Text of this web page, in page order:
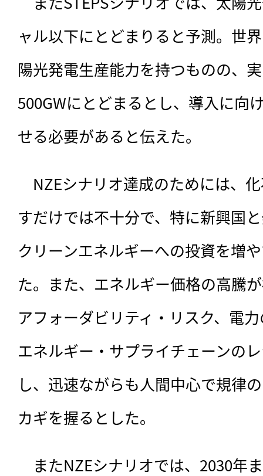
ャル以下にとどまりると予測。世
陽光発電生産能力を持つものの、
500GWにとどまるとし、導入に向
せる必要があると伝えた。
NZEシナリオ達成のためには、
すだけでは不十分で、特に新興国
クリーンエネルギーへの投資を増
た。また、エネルギー価格の高騰
アフォーダビリティ・リスク、電
エネルギー・サプライチェーンの
し、迅速ながらも人間中心で規律
カギを握るとした。
またNZEシナリオでは、2030年